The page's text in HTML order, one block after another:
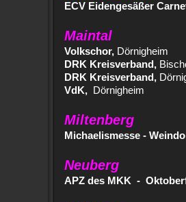
ECV Eidengesäßer
Maintal
Volkschor, Dörnigheim
DRK Kreisverband,
DRK Kreisverband,
VdK,
Dörnigheim
Miltenberg
Michaelismesse -
Neuberg
APZ des MKK -